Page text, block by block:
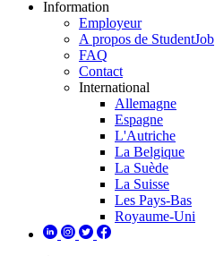
Information
Employeur
A propos de StudentJob
FAQ
Contact
International
Allemagne
Espagne
L'Autriche
La Belgique
La Suède
La Suisse
Les Pays-Bas
Royaume-Uni